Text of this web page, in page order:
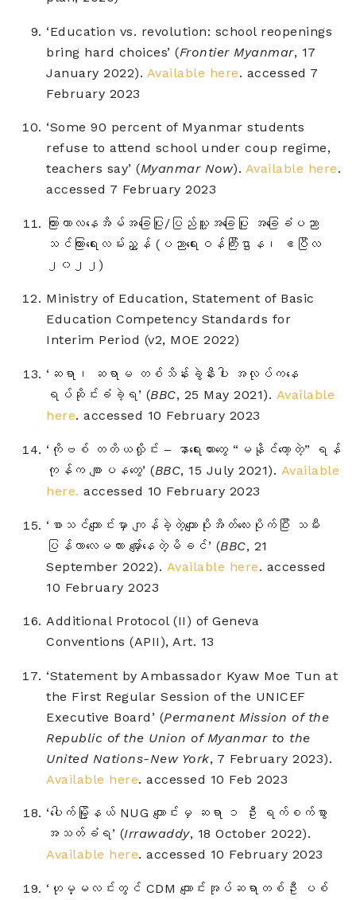
‘Education vs. revolution: school reopenings
bring hard choices’ (Frontier Myanmar, 17
January 2022). Available here. accessed 7
February 2023
‘Some 90 percent of Myanmar students
refuse to attend school under coup regime,
teachers say’ (Myanmar Now). Available here.
accessed 7 February 2023
ကြားကာလနေအိမ်အခြေပြု/ပြည်သူ့အခြေပြု အခြေခံပညာ
သင်ကြားရေးလမ်းညွှန် (ပညာ‌ရေးဝန်ကြီးဌာန၊ ဧပြီလ
၂၀၂၂)
Ministry of Education, Statement of Basic
Education Competency Standards for
Interim Period (v2, MOE 2022)
‘ဆရာ၊ ဆရာမ တစ်သိန်းခွဲနီးပါး အလုပ်ကနေ
ရပ်ဆိုင်းခံခဲ့ရ’ (BBC, 25 May 2021). Available
here. accessed 10 February 2023
‘ကိုဗစ် တတိယလှိုင်း – နာရေးကားတွေ “မနိုင်တော့တဲ့” ရန်
ကုန်က စျာပနတွေ’ (BBC, 15 July 2021). Available
here. accessed 10 February 2023
‘စာသင်ကျောင်းမှာ ကျန်ခဲ့တဲ့ကျောပိုးအိတ်လေးပိုက်ပြီး သမီး
ပြန်လာလေမလား မျှော်နေတဲ့မိခင်’ (BBC, 21
September 2022). Available here. accessed
10 February 2023
Additional Protocol (II) of Geneva
Conventions (APII), Art. 13
‘Statement by Ambassador Kyaw Moe Tun at
the First Regular Session of the UNICEF
Executive Board’ (Permanent Mission of the
Republic of the Union of Myanmar to the
United Nations-New York, 7 February 2023).
Available here. accessed 10 Feb 2023
‘ပေါက်မြို့နယ် NUG ကျောင်းမှ ဆရာ ၁ ဦး ရက်စက်စွာ
အသတ်ခံရ’ (Irrawaddy, 18 October 2022).
Available here. accessed 10 February 2023
‘ဟုမ္မလင်းတွင် CDM ကျောင်းအုပ်ဆရာတစ်ဦး ပစ်